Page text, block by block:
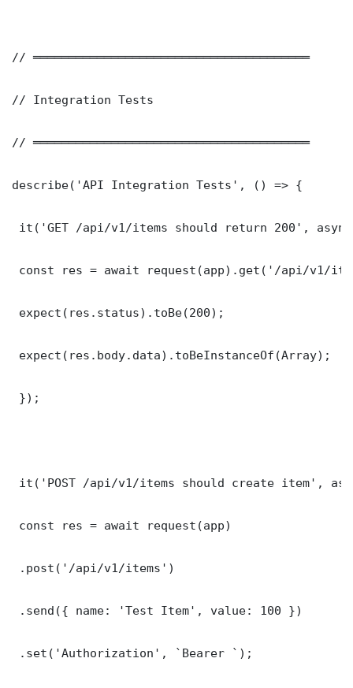
// ═══════════════════════════════════════
// Integration Tests
// ═══════════════════════════════════════
describe('API Integration Tests', () => {
it('GET /api/v1/items should return 200',
const res = await request(app).get('/api/v1/
expect(res.status).toBe(200);
expect(res.body.data).toBeInstanceOf(Array);
});
it('POST /api/v1/items should create item',
const res = await request(app)
.post('/api/v1/items')
.send({ name: 'Test Item', value: 100 })
.set('Authorization', `Bearer `);